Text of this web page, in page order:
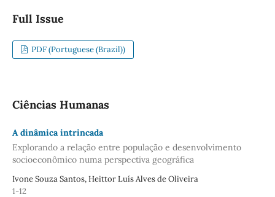
Full Issue
PDF (Portuguese (Brazil))
Ciências Humanas
A dinâmica intrincada
Explorando a relação entre população e desenvolvimento
socioeconômico numa perspectiva geográfica
Ivone Souza Santos, Heittor Luís Alves de Oliveira
1-12